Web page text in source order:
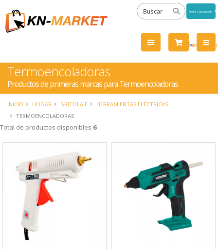
by
Termoencoladoras
Productos de primeras marcas para Termoencoladoras
INICIO HOGAR BRICOLAJE
HERRAMIENTAS ELÉCTRICAS
TERMOENCOLADORAS
Total de productos disponibles 6